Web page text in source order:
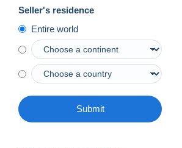
Seller's residence
Entire world
Submit